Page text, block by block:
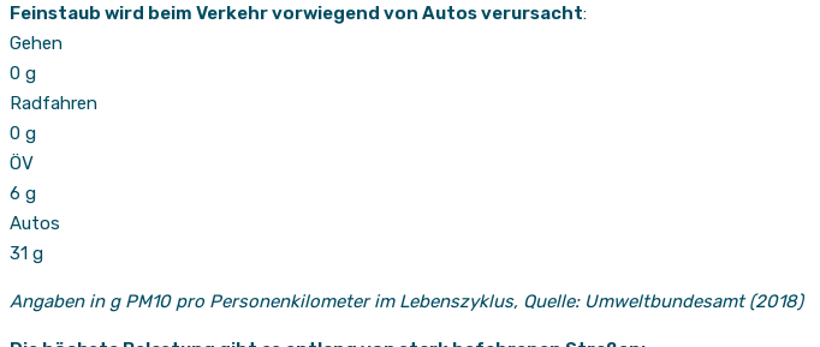
Feinstaub wird beim Verkehr vorwiegend von Autos verursacht:
Gehen
0 g
Radfahren
0 g
ÖV
6 g
Autos
31 g
Angaben in g PM10 pro Personenkilometer im Lebenszyklus, Quelle: Umweltbundesamt (2018)